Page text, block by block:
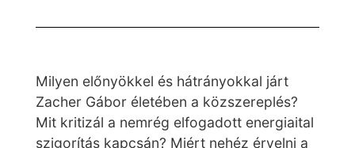
Milyen előnyökkel és hátrányokkal járt
Zacher Gábor életében a közszereplés?
Mit kritizál a nemrég elfogadott energiaital
szigorítás kapcsán? Miért nehéz érvelni a